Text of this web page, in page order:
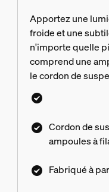
Apportez une
froide et une
n'importe quelle
comprend une
le cordon de
ampoules à
Cordon de
ampoules à
Fabriqué à